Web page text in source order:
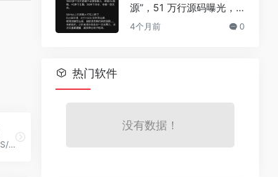
为全球网站提供免费的TLS/SSL证书
源”，51 万行源码曝光，
但真正的秘密没有泄露
4个月前 0
热门软件
没有数据！